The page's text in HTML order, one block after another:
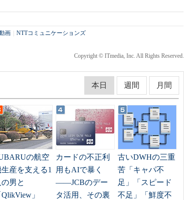
画 NTTコミュニケーションズ
Copyright © ITmedia, Inc. All Rights Reserved.
本日 週間 月間
の航空
産を支える1
の男と
QlikView」
カードの不正利
用もAIで暴く
――JCBのデー
タ活用、その裏
古いDWHの三重
苦「キャパ不
足」「スピード
不足」「鮮度不